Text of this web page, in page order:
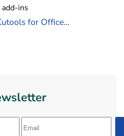
ins
for Office...